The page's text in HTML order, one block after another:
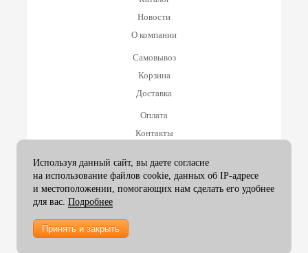
Новости
О компании
Самовывоз
Корзина
Доставка
Оплата
Контакты
Принимаем к оплате
2007-26 ArtexGroup |
Используя данный сайт, вы даете согласие
на использование файлов cookie, данных об IP-адресе
и местоположении, помогающих нам сделать его удобнее
для вас. Подробнее
Принять и закрыть